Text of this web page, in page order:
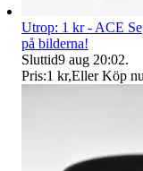
Utrop: 1 kr - ACE
på bilderna!
Sluttid9 aug 20:02.
Pris:1 kr,Eller Köp nu